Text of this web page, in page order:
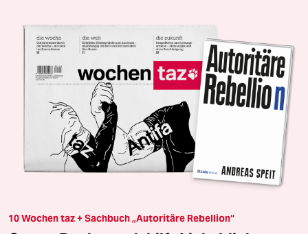
10 Wochen taz + Sachbuch „Autoritäre Rebellion“